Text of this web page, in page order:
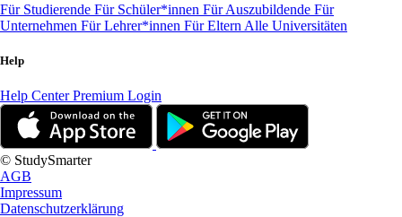
Für Studierende Für Schüler*innen Für Auszubildende Für
Unternehmen Für Lehrer*innen Für Eltern Alle Universitäten
Help
Help CenterPremium Login
© StudySmarter
AGB
Impressum
Datenschutzerklärung